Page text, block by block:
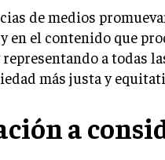
de medios
el contenido que
a todas
más justa y
a